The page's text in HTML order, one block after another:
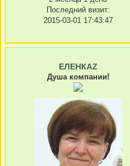
Последний визит:
2015-03-01 17:43:47
ЕЛЕНКАZ
Душа компании!